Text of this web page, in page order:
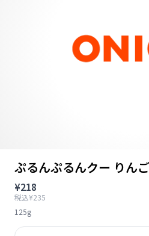
ぷるんぷるんクー りんご
¥218
税込¥235
125g